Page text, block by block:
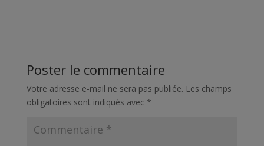
Poster le commentaire
Votre adresse e-mail ne sera pas publiée. Les champs
obligatoires sont indiqués avec *